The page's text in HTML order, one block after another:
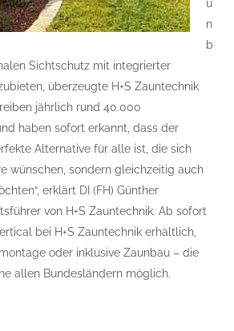
u
n
b
Sichtschutz mit integrierter
überzeugte H+S Zauntechnik
jährlich rund 40.000
haben sofort erkannt, dass der
Alternative für alle ist, die sich
wünschen, sondern gleichzeitig auch
erklärt DI (FH) Günther
von H+S Zauntechnik. Ab sofort
bei H+S Zauntechnik erhältlich,
oder inklusive Zaunbau – die
allen Bundesländern möglich.